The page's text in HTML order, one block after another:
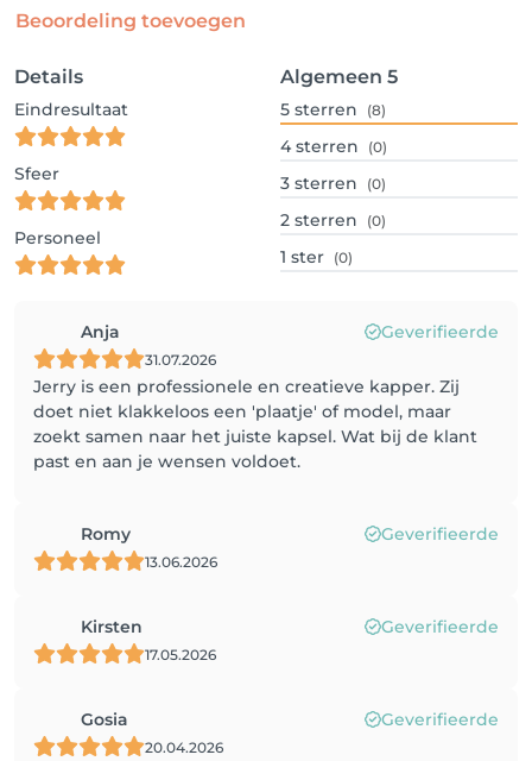
Beoordeling toevoegen
Details
Eindresultaat
Sfeer
Personeel
Algemeen 5
5 sterren (8)
4 sterren (0)
3 sterren (0)
2 sterren (0)
1 ster (0)
Anja Geverifieerde
31.07.2026
Jerry is een professionele en creatieve kapper. Zij
doet niet klakkeloos een 'plaatje' of model, maar
zoekt samen naar het juiste kapsel. Wat bij de klant
past en aan je wensen voldoet.
Romy Geverifieerde
13.06.2026
Kirsten Geverifieerde
17.05.2026
Gosia Geverifieerde
20.04.2026